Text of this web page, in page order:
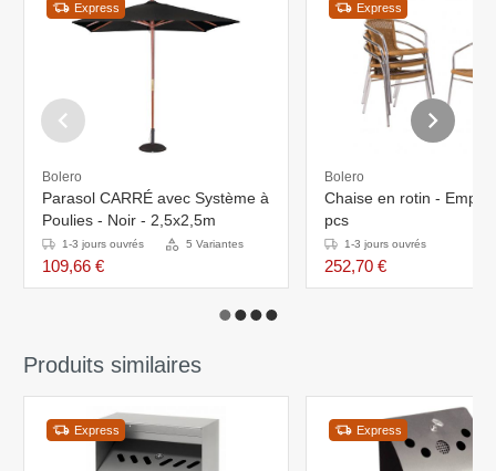
Express
Bolero
Parasol CARRÉ avec Système à
Poulies - Noir - 2,5x2,5m
1-3 jours ouvrés 5 Variantes
109,66 €
Express
Bolero
Chaise en rotin -
pcs
1-3 jours ouvrés
252,70 €
Produits similaires
Express Express